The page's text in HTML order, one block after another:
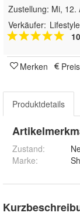
Zustellung: Mi, 12.
Verkäufer:
Merken
Produktdetails
Zustand:
Marke: